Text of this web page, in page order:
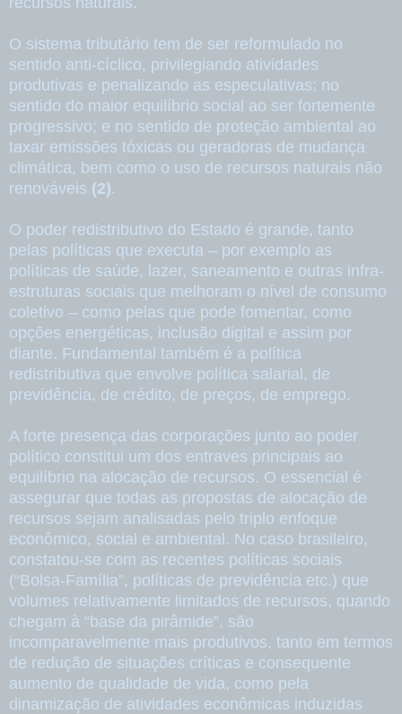
O sistema tributário tem de ser reformulado no
sentido anti-cíclico, privilegiando atividades
produtivas e penalizando as especulativas; no
sentido do maior equilíbrio social ao ser fortemente
progressivo; e no sentido de proteção ambiental ao
taxar emissões tóxicas ou geradoras de mudança
climática, bem como o uso de recursos naturais não
renováveis (2).
O poder redistributivo do Estado é grande, tanto
pelas políticas que executa – por exemplo as
políticas de saúde, lazer, saneamento e outras infra-
estruturas sociais que melhoram o nível de consumo
coletivo – como pelas que pode fomentar, como
opções energéticas, inclusão digital e assim por
diante. Fundamental também é a política
redistributiva que envolve política salarial, de
previdência, de crédito, de preços, de emprego.
A forte presença das corporações junto ao poder
político constitui um dos entraves principais ao
equilíbrio na alocação de recursos. O essencial é
assegurar que todas as propostas de alocação de
recursos sejam analisadas pelo triplo enfoque
econômico, social e ambiental. No caso brasileiro,
constatou-se com as recentes políticas sociais
(“Bolsa-Família”, políticas de previdência etc.) que
volumes relativamente limitados de recursos, quando
chegam à “base da pirâmide”, são
incomparavelmente mais produtivos, tanto em termos
de redução de situações críticas e consequente
aumento de qualidade de vida, como pela
dinamização de atividades econômicas induzidas